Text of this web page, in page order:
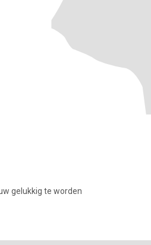
gelukkig te worden